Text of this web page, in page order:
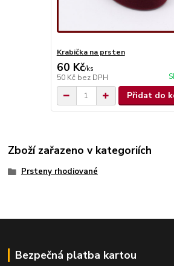
Krabička na prsten
60 Kč/ks
50 Kč bez DPH
Přidat do
Zboží zařazeno v kategoriích
Prsteny rhodiované
Bezpečná platba kartou